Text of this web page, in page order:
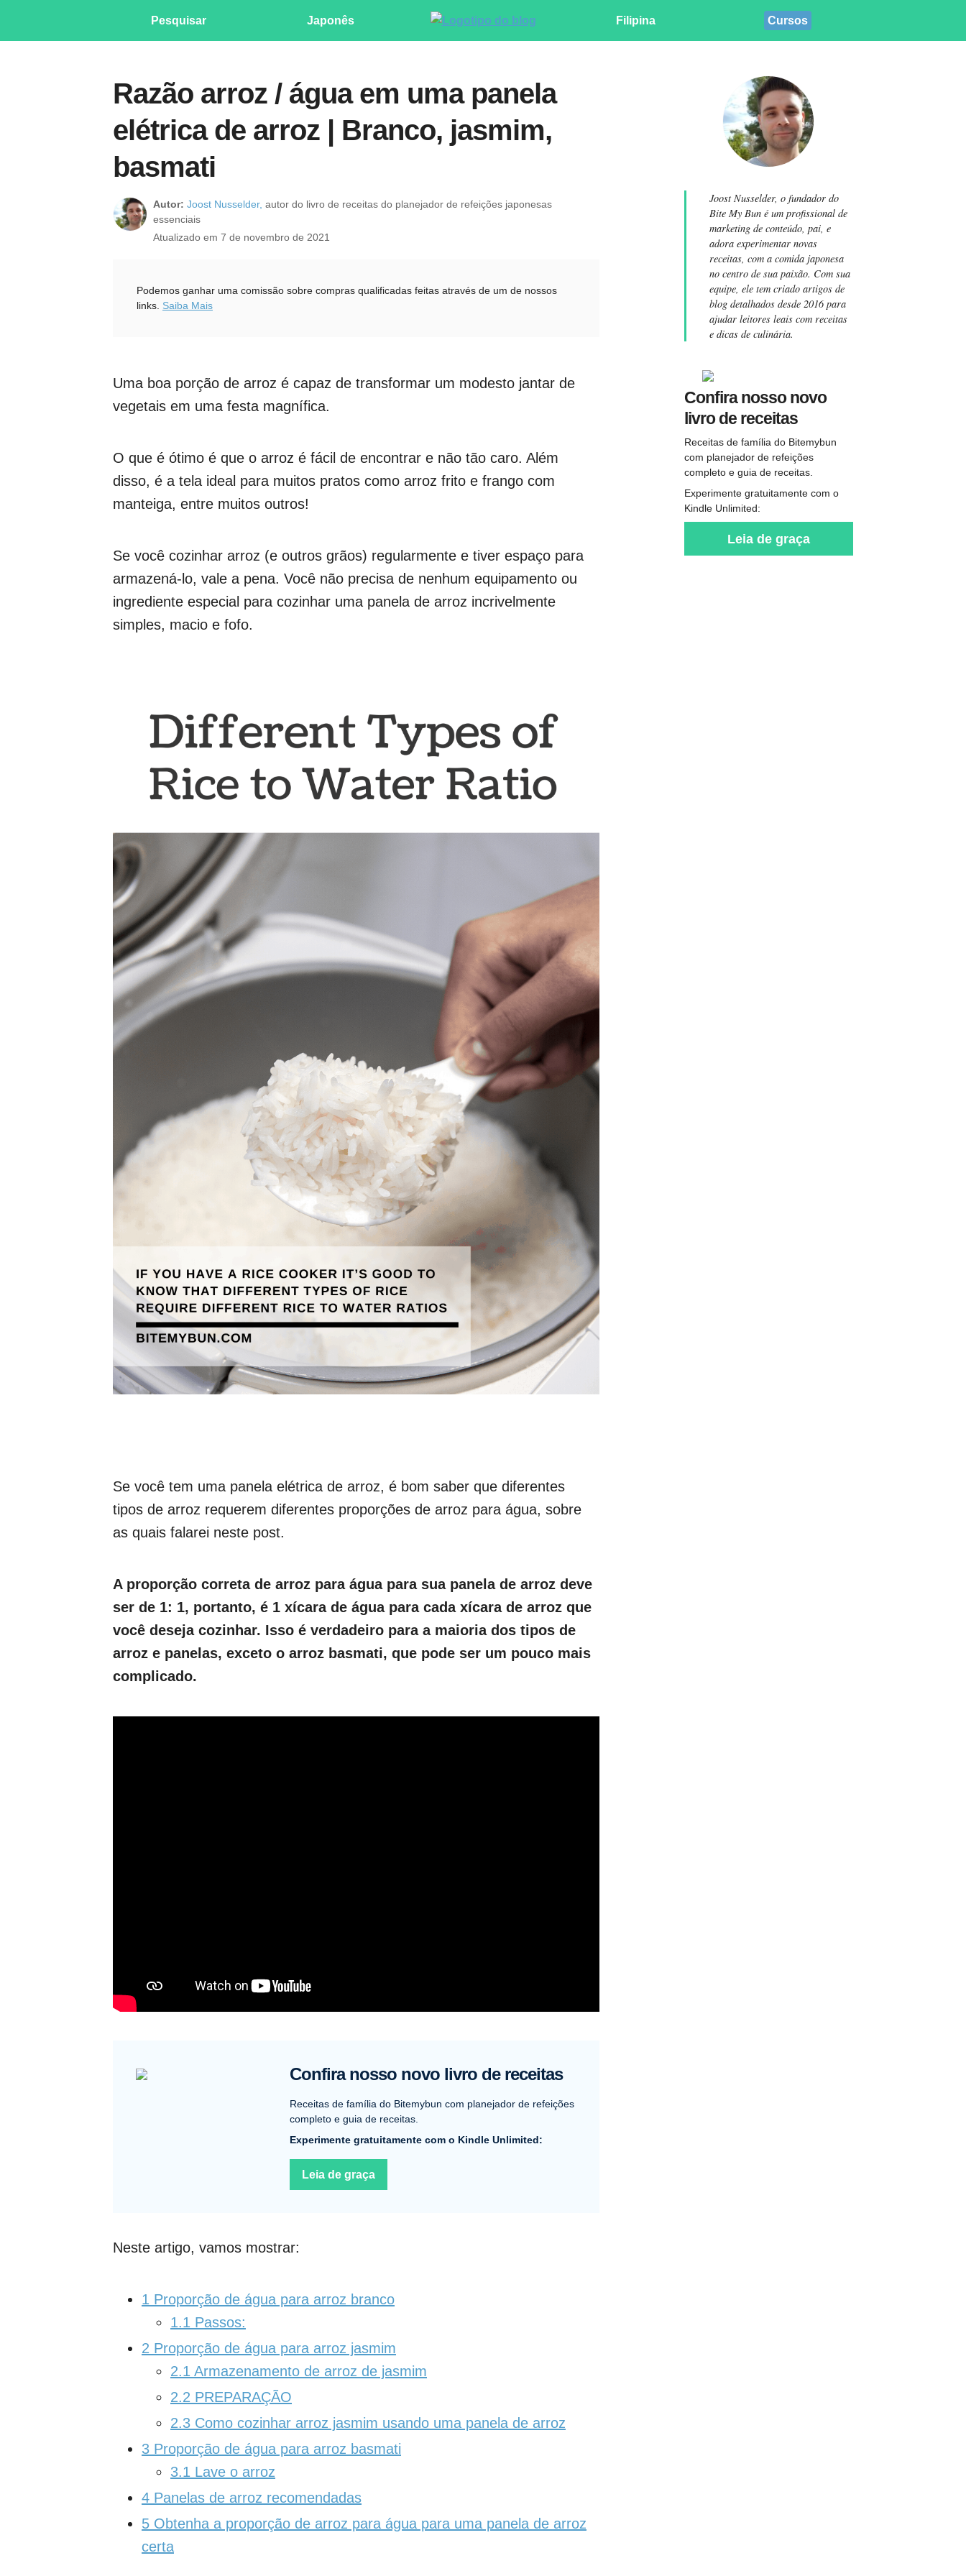
Pesquisar Japonês Filipina Cursos
Razão arroz / água em uma panela
elétrica de arroz | Branco, jasmim,
basmati
Autor: Joost Nusselder, autor do livro de receitas do planejador de refeições japonesas
essenciais
Atualizado em 7 de novembro de 2021
Podemos ganhar uma comissão sobre compras qualificadas feitas através de um de nossos
links. Saiba Mais
Uma boa porção de arroz é capaz de transformar um modesto jantar de
vegetais em uma festa magnífica.
O que é ótimo é que o arroz é fácil de encontrar e não tão caro. Além
disso, é a tela ideal para muitos pratos como arroz frito e frango com
manteiga, entre muitos outros!
Se você cozinhar arroz (e outros grãos) regularmente e tiver espaço para
armazená-lo, vale a pena. Você não precisa de nenhum equipamento ou
ingrediente especial para cozinhar uma panela de arroz incrivelmente
simples, macio e fofo.
Se você tem uma panela elétrica de arroz, é bom saber que diferentes
tipos de arroz requerem diferentes proporções de arroz para água, sobre
as quais falarei neste post.
A proporção correta de arroz para água para sua panela de arroz deve
ser de 1: 1, portanto, é 1 xícara de água para cada xícara de arroz que
você deseja cozinhar. Isso é verdadeiro para a maioria dos tipos de
arroz e panelas, exceto o arroz basmati, que pode ser um pouco mais
complicado.
Confira nosso novo livro de receitas
Receitas de família do Bitemybun com planejador de refeições
completo e guia de receitas.
Experimente gratuitamente com o Kindle Unlimited:
Leia de graça
Neste artigo, vamos mostrar:
1 Proporção de água para arroz branco
1.1 Passos:
2 Proporção de água para arroz jasmim
2.1 Armazenamento de arroz de jasmim
2.2 PREPARAÇÃO
2.3 Como cozinhar arroz jasmim usando uma panela de arroz
3 Proporção de água para arroz basmati
3.1 Lave o arroz
4 Panelas de arroz recomendadas
5 Obtenha a proporção de arroz para água para uma panela de arroz
certa
Joost Nusselder, o fundador do
Bite My Bun é um profissional de
marketing de conteúdo, pai, e
adora experimentar novas
receitas, com a comida japonesa
no centro de sua paixão. Com sua
equipe, ele tem criado artigos de
blog detalhados desde 2016 para
ajudar leitores leais com receitas
e dicas de culinária.
Confira nosso novo
livro de receitas
Receitas de família do Bitemybun
com planejador de refeições
completo e guia de receitas.
Experimente gratuitamente com o
Kindle Unlimited:
Leia de graça